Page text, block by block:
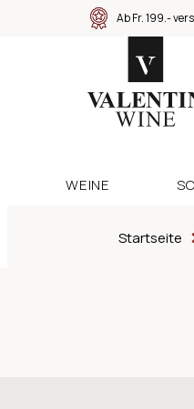
Ab Fr. 199.-
WEINE
Startseite